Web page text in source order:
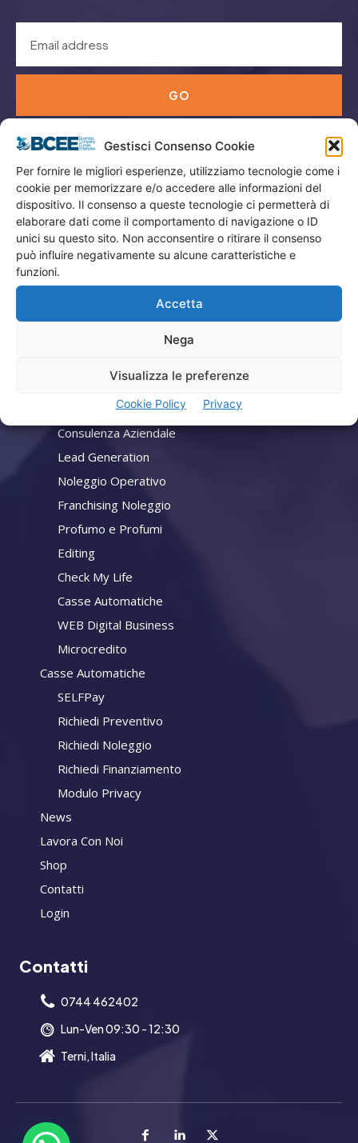
Gestisci Consenso Cookie
Per fornire le migliori esperienze, utilizziamo tecnologie come i
cookie per memorizzare e/o accedere alle informazioni del
dispositivo. Il consenso a queste tecnologie ci permetterà di
elaborare dati come il comportamento di navigazione o ID
unici su questo sito. Non acconsentire o ritirare il consenso
può influire negativamente su alcune caratteristiche e
funzioni.
Accetta
Nega
Visualizza le preferenze
Cookie Policy Privacy
GO
Menù
Privacy
Termini Utilizzo
Iscrizione Newsletter
Cookie Policy (UE)
Consulenza Aziendale
Lead Generation
Noleggio Operativo
Franchising Noleggio
Profumo e Profumi
Editing
Check My Life
Casse Automatiche
WEB Digital Business
Microcredito
Casse Automatiche
SELFPay
Richiedi Preventivo
Richiedi Noleggio
Richiedi Finanziamento
Modulo Privacy
News
Lavora Con Noi
Shop
Contatti
Login
Contatti
0744 462402
Lun-Ven 09:30 - 12:30
Terni, Italia